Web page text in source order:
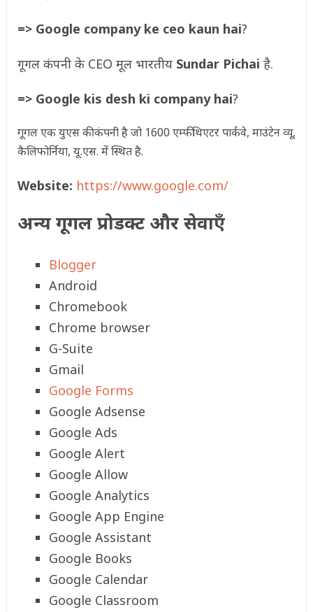
=> Google company ke ceo kaun hai?
गूगल कंपनी के CEO मूल भारतीय Sundar Pichai है.
=> Google kis desh ki company hai?
गूगल एक युएस की कंपनी है जो 1600 एम्फीथिएटर पार्कवे, माउंटेन व्यू,
कैलिफोर्निया, यू.एस. में स्थित है.
Website: https://www.google.com/
अन्य गूगल प्रोडक्ट और सेवाएँ
Blogger
Android
Chromebook
Chrome browser
G-Suite
Gmail
Google Forms
Google Adsense
Google Ads
Google Alert
Google Allow
Google Analytics
Google App Engine
Google Assistant
Google Books
Google Calendar
Google Classroom